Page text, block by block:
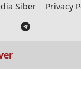
Siber Privacy